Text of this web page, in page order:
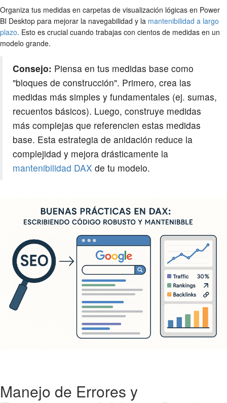
Organiza tus medidas en carpetas de visualización lógicas en Power
BI Desktop para mejorar la navegabilidad y la mantenibilidad a largo
plazo. Esto es crucial cuando trabajas con cientos de medidas en un
modelo grande.
Consejo: Piensa en tus medidas base como
"bloques de construcción". Primero, crea las
medidas más simples y fundamentales (ej. sumas,
recuentos básicos). Luego, construye medidas
más complejas que referencien estas medidas
base. Esta estrategia de anidación reduce la
complejidad y mejora drásticamente la
mantenibilidad DAX de tu modelo.
Manejo de Errores y